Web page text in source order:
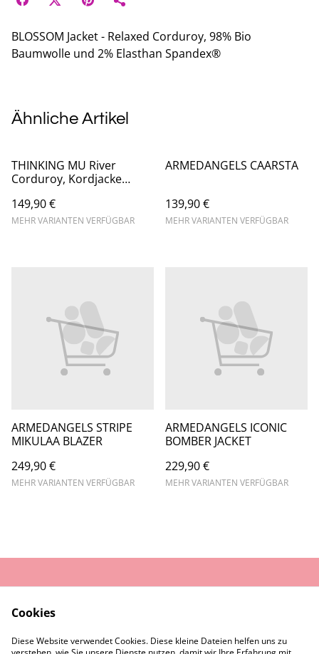
BLOSSOM Jacket - Relaxed Corduroy, 98% Bio
Baumwolle und 2% Elasthan Spandex®
Ähnliche Artikel
THINKING MU River
Corduroy, Kordjacke
149,90 €
MEHR VARIANTEN VERFÜGBAR
ARMEDANGELS CAARSTA
139,90 €
MEHR VARIANTEN VERFÜGBAR
ARMEDANGELS STRIPE
MIKULAA BLAZER
249,90 €
MEHR VARIANTEN VERFÜGBAR
ARMEDANGELS ICONIC
BOMBER JACKET
229,90 €
MEHR VARIANTEN VERFÜGBAR
Rückgaberecht
Cookies
Diese Website verwendet Cookies. Diese kleine Dateien helfen uns zu